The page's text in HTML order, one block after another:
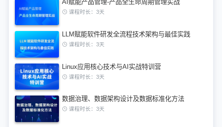
AI赋能产品管理-产品全生命周期管理实战
课程时长：3天
LLM赋能软件研发全流程技术架构与最佳实践
课程时长：3天
Linux应用核心技术与AI实战特训营
课程时长：3天
数据治理、数据架构设计及数据标准化方法
课程时长：3天